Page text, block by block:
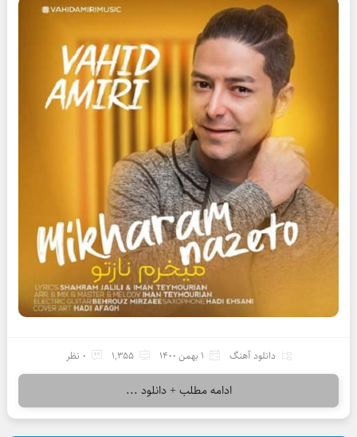
دانلود آهنگ 1 بهمن 1400 1,355 0 نظر
ادامه مطلب + دانلود ...